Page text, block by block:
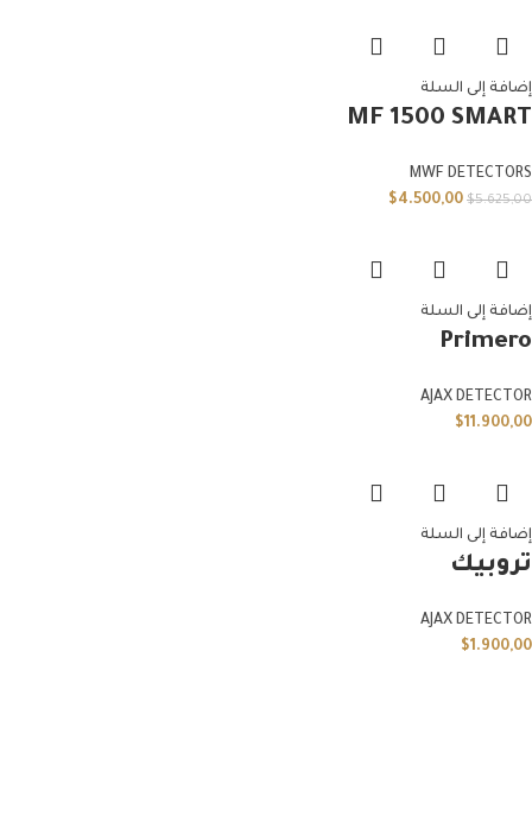
إضافة إلى السلة
MF 1500 SMART
MWF DETECTORS
$5.625,00
$4.500,00
إضافة إلى السلة
Primero
AJAX DETECTOR
$11.900,00
إضافة إلى السلة
تروبيك
AJAX DETECTOR
$1.900,00